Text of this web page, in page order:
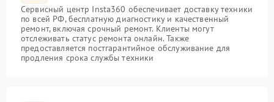
Сервисный центр Insta360 обеспечивает доставку техники
по всей РФ, бесплатную диагностику и качественный
ремонт, включая срочный ремонт. Клиенты могут
отслеживать статус ремонта онлайн. Также
предоставляется постгарантийное обслуживание для
продления срока службы техники